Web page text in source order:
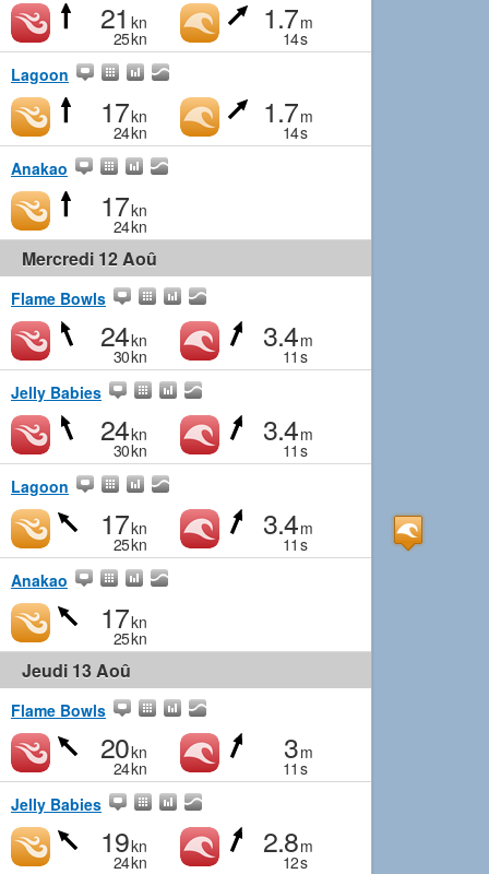
21 kn
25kn
1.7m
14s
Lagoon
17kn
24kn
1.7m
14s
Anakao
17kn
24kn
Mercredi 12 Aoû
Flame Bowls
24kn
30kn
3.4m
11 s
Jelly Babies
24kn
30kn
3.4m
11 s
Lagoon
17kn
25kn
3.4m
11 s
Anakao
17kn
25kn
Jeudi 13 Aoû
Flame Bowls
20kn
24kn
3m
11 s
Jelly Babies
19kn
24kn
2.8m
12s